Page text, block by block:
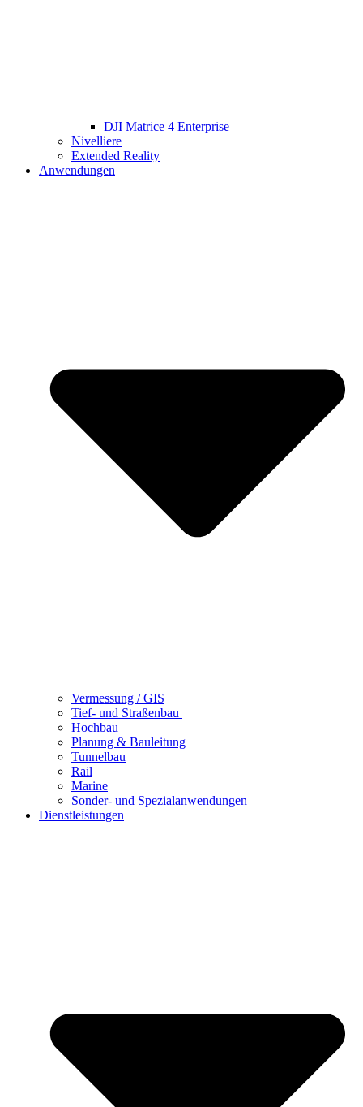
DJI Matrice 4 Enterprise
Nivelliere
Extended Reality
Anwendungen
Vermessung / GIS
Tief- und Straßenbau
Hochbau
Planung & Bauleitung
Tunnelbau
Rail
Marine
Sonder- und Spezialanwendungen
Dienstleistungen